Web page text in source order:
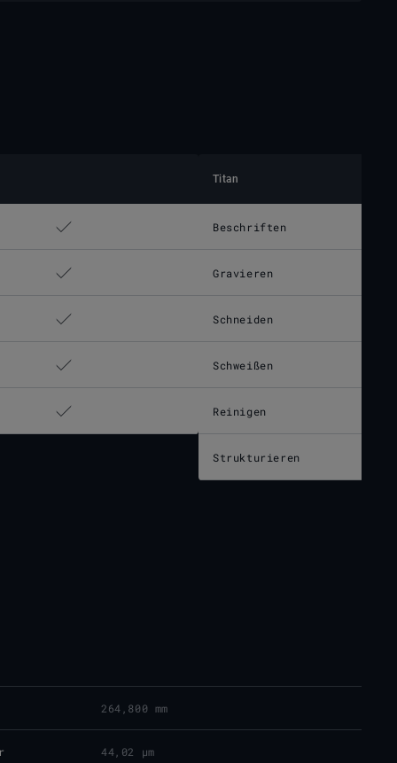
Titan
Beschriften
Gravieren
Schneiden
Schweißen
Reinigen
Strukturieren
264,800 mm
44,02 μm